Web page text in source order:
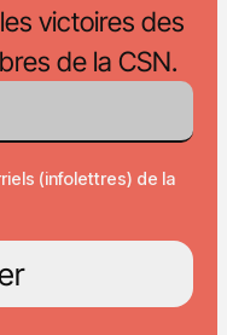
victoires des
de la CSN.
(infolettres) de la